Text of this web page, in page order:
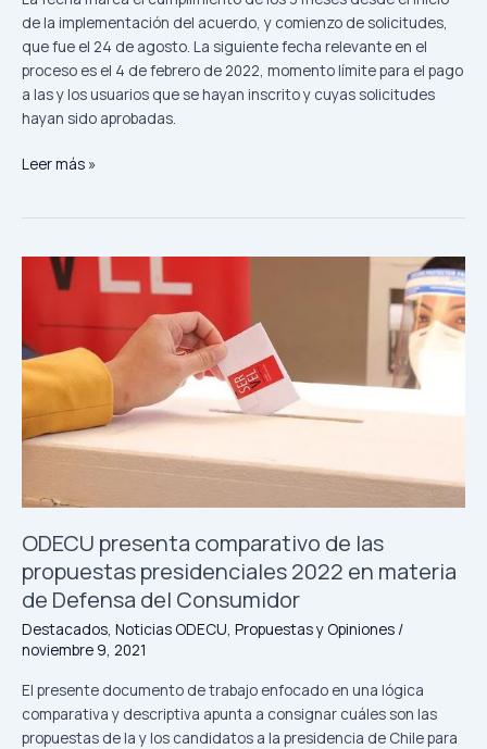
de la implementación del acuerdo, y comienzo de solicitudes,
que fue el 24 de agosto. La siguiente fecha relevante en el
proceso es el 4 de febrero de 2022, momento límite para el pago
a las y los usuarios que se hayan inscrito y cuyas solicitudes
hayan sido aprobadas.
Leer más »
ODECU presenta comparativo de las
propuestas presidenciales 2022 en materia
de Defensa del Consumidor
Destacados, Noticias ODECU, Propuestas y Opiniones /
noviembre 9, 2021
El presente documento de trabajo enfocado en una lógica
comparativa y descriptiva apunta a consignar cuáles son las
propuestas de la y los candidatos a la presidencia de Chile para
ODECU
presenta
de
las
propuestas
presidenciales
2022
de
del
Consumidor